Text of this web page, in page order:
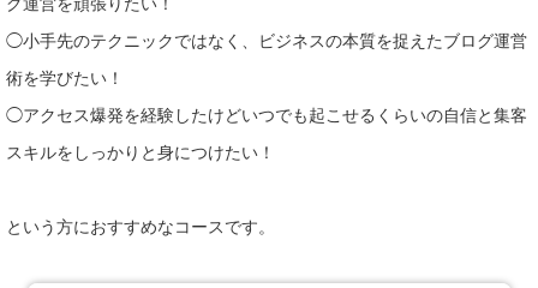
グ運営を頑張りたい！
◯小手先のテクニックではなく、ビジネスの本質を捉えたブログ運営
術を学びたい！
◯アクセス爆発を経験したけどいつでも起こせるくらいの自信と集客
スキルをしっかりと身につけたい！
という方におすすめなコースです。